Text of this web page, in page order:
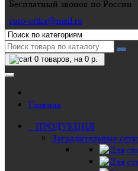
Бесплатный звонок по России
euro-setka@mail.ru
0 товаров, на 0 р.
Главная
ПРОДУКЦИЯ
Заградительные